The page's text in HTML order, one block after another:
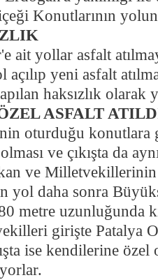
Konutlarının
ait yollar asfalt
yeni asfalt
haksızlık olarak
ASFALT
oturduğu konutlara
ve çıkışta da
ve
yol daha sonra
metre uzunluğunda
girişte Patalya
ise kendilerine özel